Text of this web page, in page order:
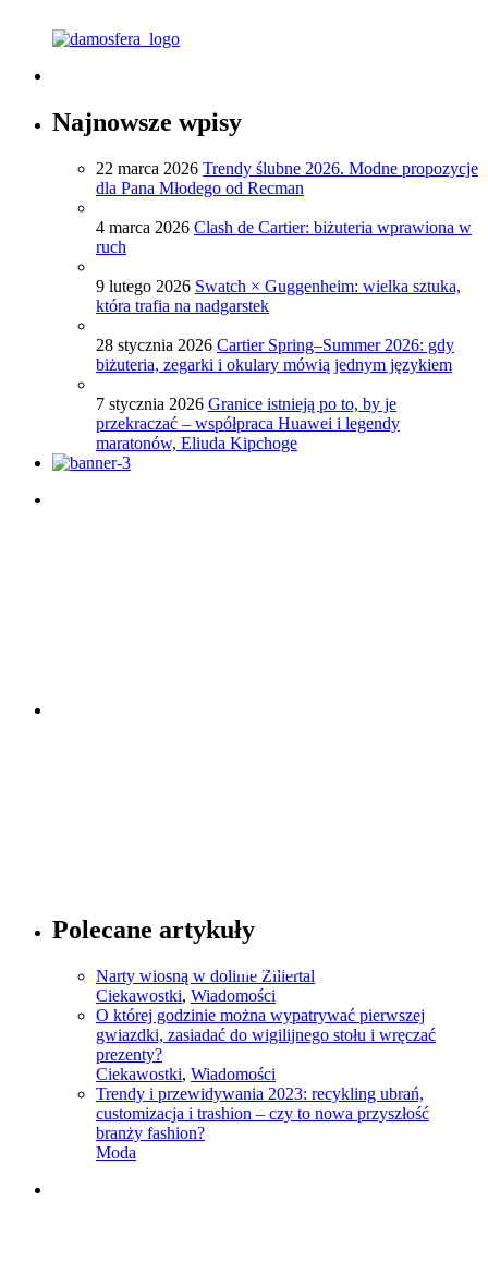
Najnowsze wpisy
22 marca 2026 Trendy ślubne 2026. Modne propozycje
dla Pana Młodego od Recman
4 marca 2026 Clash de Cartier: biżuteria wprawiona w
ruch
9 lutego 2026 Swatch × Guggenheim: wielka sztuka,
która trafia na nadgarstek
28 stycznia 2026 Cartier Spring–Summer 2026: gdy
biżuteria, zegarki i okulary mówią jednym językiem
7 stycznia 2026 Granice istnieją po to, by je
przekraczać – współpraca Huawei i legendy
maratonów, Eliuda Kipchoge
Sprawdź
Polecane artykuły
Narty wiosną w dolinie Zillertal
Ciekawostki, Wiadomości
O której godzinie można wypatrywać pierwszej
gwiazdki, zasiadać do wigilijnego stołu i wręczać
prezenty?
Ciekawostki, Wiadomości
Trendy i przewidywania 2023: recykling ubrań,
customizacja i trashion – czy to nowa przyszłość
branży fashion?
Moda